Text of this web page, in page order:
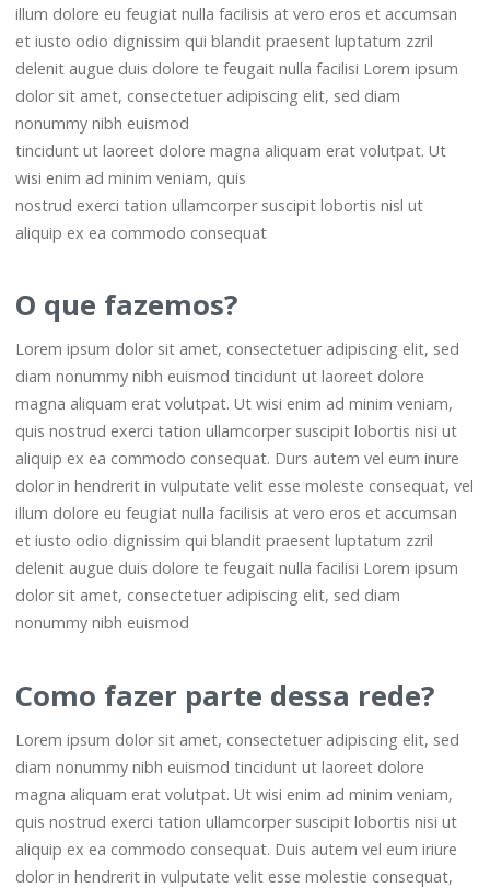
illum dolore eu feugiat nulla facilisis at vero eros et accumsan
et iusto odio dignissim qui blandit praesent luptatum zzril
delenit augue duis dolore te feugait nulla facilisi Lorem ipsum
dolor sit amet, consectetuer adipiscing elit, sed diam
nonummy nibh euismod
tincidunt ut laoreet dolore magna aliquam erat volutpat. Ut
wisi enim ad minim veniam, quis
nostrud exerci tation ullamcorper suscipit lobortis nisl ut
aliquip ex ea commodo consequat
O que fazemos?
Lorem ipsum dolor sit amet, consectetuer adipiscing elit, sed
diam nonummy nibh euismod tincidunt ut laoreet dolore
magna aliquam erat volutpat. Ut wisi enim ad minim veniam,
quis nostrud exerci tation ullamcorper suscipit lobortis nisi ut
aliquip ex ea commodo consequat. Durs autem vel eum inure
dolor in hendrerit in vulputate velit esse moleste consequat, vel
illum dolore eu feugiat nulla facilisis at vero eros et accumsan
et iusto odio dignissim qui blandit praesent luptatum zzril
delenit augue duis dolore te feugait nulla facilisi Lorem ipsum
dolor sit amet, consectetuer adipiscing elit, sed diam
nonummy nibh euismod
Como fazer parte dessa rede?
Lorem ipsum dolor sit amet, consectetuer adipiscing elit, sed
diam nonummy nibh euismod tincidunt ut laoreet dolore
magna aliquam erat volutpat. Ut wisi enim ad minim veniam,
quis nostrud exerci tation ullamcorper suscipit lobortis nisi ut
aliquip ex ea commodo consequat. Duis autem vel eum iriure
dolor in hendrerit in vulputate velit esse molestie consequat,